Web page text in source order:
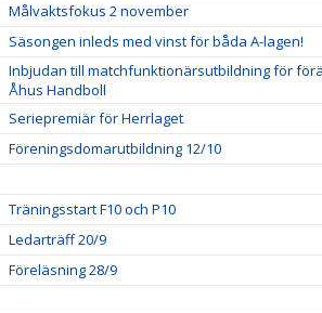
Målvaktsfokus 2 november
Säsongen inleds med vinst för båda A-lagen!
Inbjudan till matchfunktionärsutbildning för
Åhus Handboll
Seriepremiär för Herrlaget
Föreningsdomarutbildning 12/10
Träningsstart F10 och P10
Ledarträff 20/9
Föreläsning 28/9